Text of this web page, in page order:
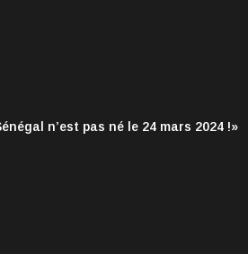
n’est pas né le 24 mars 2024 !»